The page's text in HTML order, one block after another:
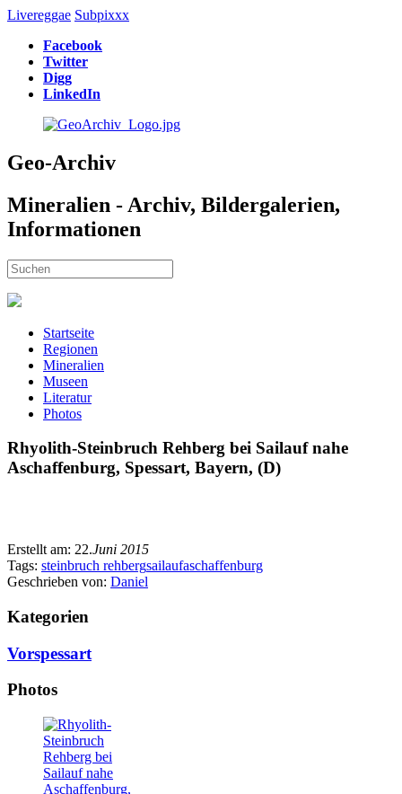
Livereggae Subpixxx
Facebook
Twitter
Digg
LinkedIn
Geo-Archiv
Mineralien - Archiv, Bildergalerien,
Informationen
Startseite
Regionen
Mineralien
Museen
Literatur
Photos
Rhyolith-Steinbruch Rehberg bei Sailauf nahe
Aschaffenburg, Spessart, Bayern, (D)
Erstellt am: 22.Juni 2015
Tags: steinbruch rehbergsailaufaschaffenburg
Geschrieben von: Daniel
Kategorien
Vorspessart
Photos